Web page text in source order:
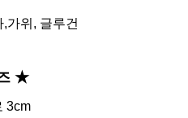
가위, 글루건
★
3cm